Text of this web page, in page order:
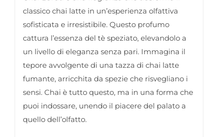
classico chai latte in un’esperienza olfattiva
sofisticata e irresistibile. Questo profumo
cattura l’essenza del tè speziato, elevandolo a
un livello di eleganza senza pari. Immagina il
tepore avvolgente di una tazza di chai latte
fumante, arricchita da spezie che risvegliano i
sensi. Chai è tutto questo, ma in una forma che
puoi indossare, unendo il piacere del palato a
quello dell’olfatto.